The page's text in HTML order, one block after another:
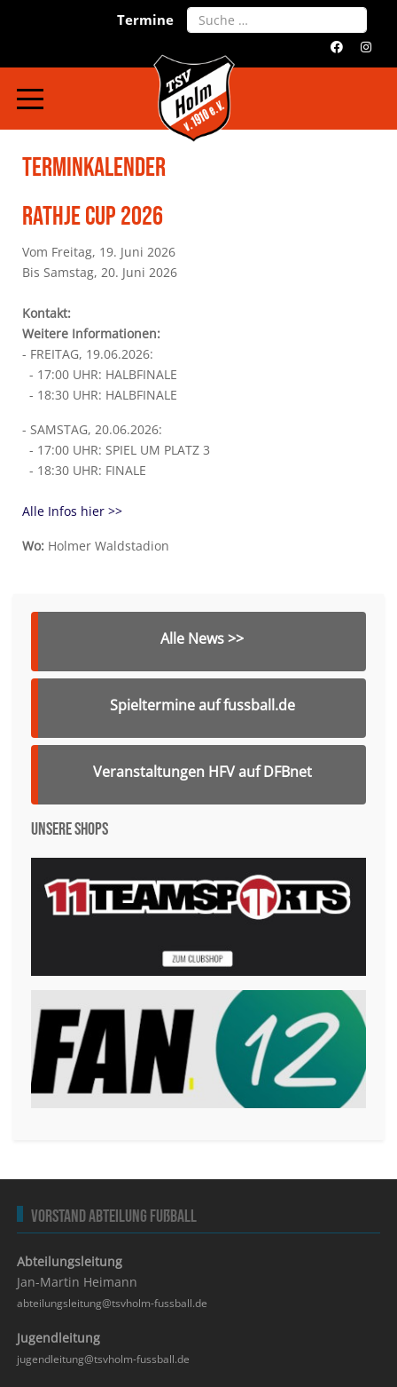
Search
Termine
Terminkalender
RATHJE CUP 2026
Vom Freitag, 19. Juni 2026
Bis Samstag, 20. Juni 2026
Kontakt:
Weitere Informationen:
- FREITAG, 19.06.2026:
- 17:00 UHR: HALBFINALE
- 18:30 UHR: HALBFINALE
- SAMSTAG, 20.06.2026:
- 17:00 UHR: SPIEL UM PLATZ 3
- 18:30 UHR: FINALE
Alle Infos hier >>
Wo: Holmer Waldstadion
Alle News >>
Spieltermine auf fussball.de
Veranstaltungen HFV auf DFBnet
Unsere Shops
Vorstand Abteilung Fußball
Abteilungsleitung
Jan-Martin Heimann
abteilungsleitung@tsvholm-fussball.de
Jugendleitung
jugendleitung@tsvholm-fussball.de